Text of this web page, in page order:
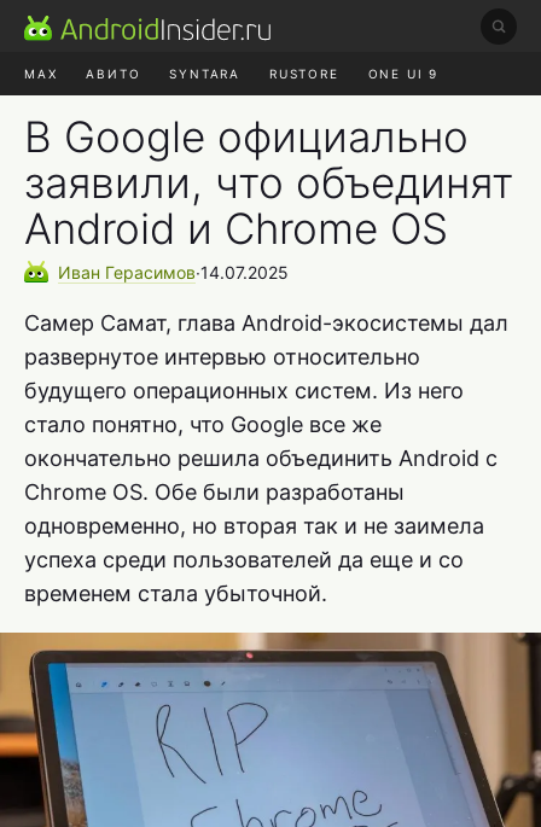
MAX АВИТО SYNTARA RUSTORE ONE UI 9
В Google официально
заявили, что объединят
Android и Chrome OS
Иван Герасимов∙14.07.2025
Самер Самат, глава Android-экосистемы дал
развернутое интервью относительно
будущего операционных систем. Из него
стало понятно, что Google все же
окончательно решила объединить Android с
Chrome OS. Обе были разработаны
одновременно, но вторая так и не заимела
успеха среди пользователей да еще и со
временем стала убыточной.